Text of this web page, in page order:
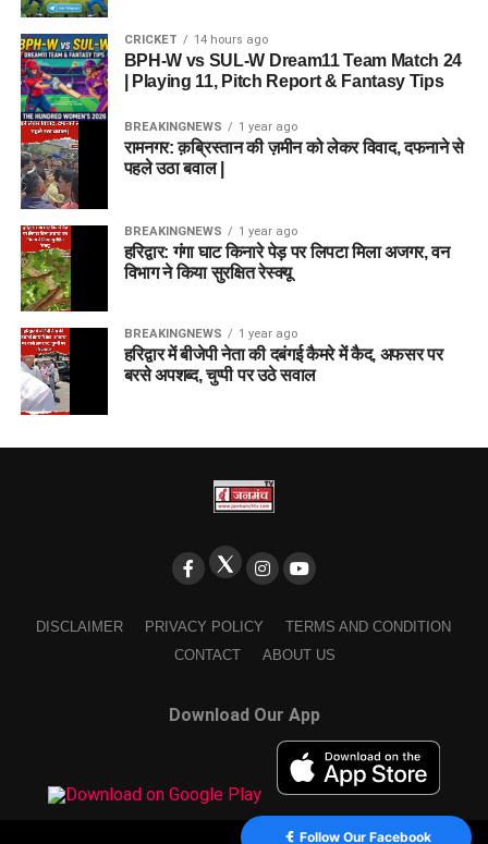
CRICKET 14 hours ago
BPH-W vs SUL-W Dream11 Team Match 24
| Playing 11, Pitch Report & Fantasy Tips
BREAKINGNEWS 1 year ago
रामनगर: क़ब्रिस्तान की ज़मीन को लेकर विवाद, दफनाने से
पहले उठा बवाल |
BREAKINGNEWS 1 year ago
हरिद्वार: गंगा घाट किनारे पेड़ पर लिपटा मिला अजगर, वन
विभाग ने किया सुरक्षित रेस्क्यू
BREAKINGNEWS 1 year ago
हरिद्वार में बीजेपी नेता की दबंगई कैमरे में कैद, अफसर पर
बरसे अपशब्द, चुप्पी पर उठे सवाल
DISCLAIMER PRIVACY POLICY
TERMS AND CONDITION
CONTACT
ABOUT US
Download Our App
Follow Our Facebook